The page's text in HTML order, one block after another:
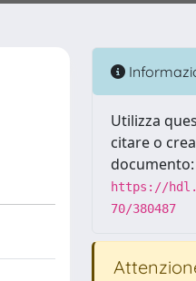
Utilizza
citare o
documento:
https://
70/380487